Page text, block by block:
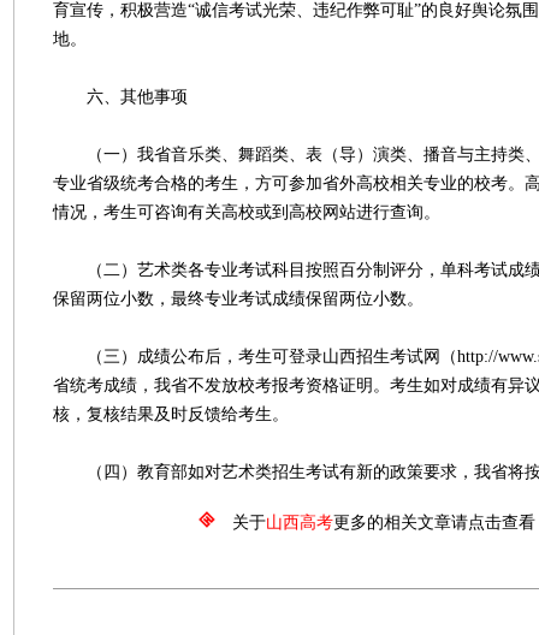
育宣传，积极营造“诚信考试光荣、违纪作弊可耻”的良好舆论氛
地。
六、其他事项
（一）我省音乐类、舞蹈类、表（导）演类、播音与主持类
专业省级统考合格的考生，方可参加省外高校相关专业的校考。
情况，考生可咨询有关高校或到高校网站进行查询。
（二）艺术类各专业考试科目按照百分制评分，单科考试成
保留两位小数，最终专业考试成绩保留两位小数。
（三）成绩公布后，考生可登录山西招生考试网（http://
省统考成绩，我省不发放校考报考资格证明。考生如对成绩有异
核，复核结果及时反馈给考生。
（四）教育部如对艺术类招生考试有新的政策要求，我省将
关于山西高考更多的相关文章请点击查看